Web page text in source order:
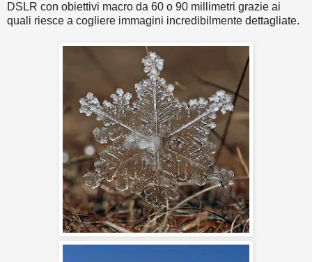
DSLR con obiettivi macro da 60 o 90 millimetri grazie ai
quali riesce a cogliere immagini incredibilmente dettagliate.